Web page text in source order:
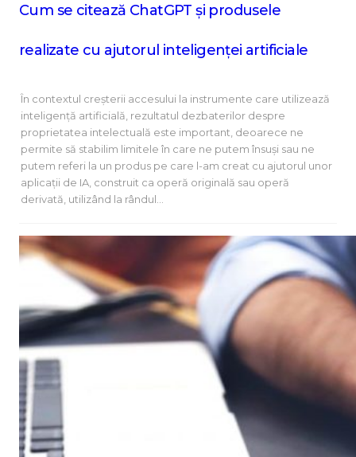
Cum se citează ChatGPT și produsele
realizate cu ajutorul inteligenței artificiale
În contextul creșterii accesului la instrumente care utilizează
inteligență artificială, rezultatul dezbaterilor despre
proprietatea intelectuală este important, deoarece ne
permite să stabilim limitele în care ne putem însuși sau ne
putem referi la un produs pe care l-am creat cu ajutorul unor
aplicații de IA, construit ca operă originală sau operă
derivată, utilizând la rândul…